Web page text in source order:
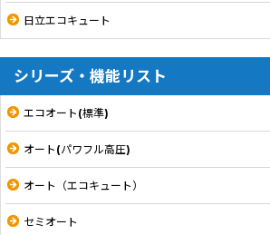
日立エコキュート
シリーズ・機能リスト
エコオート(標準)
オート(パワフル高圧)
オート（エコキュート）
セミオート